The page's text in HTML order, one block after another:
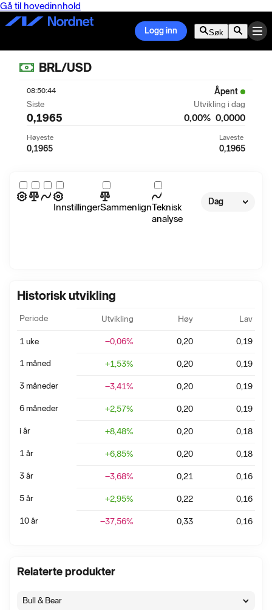
Gå til hovedinnhold
Logg inn Søk
BRL/USD
08:50:44
Åpent
Siste
0,1965
Utvikling i dag
0,00% 0,0000
Høyeste
0,1965
Laveste
0,1965
InnstillingerSammenlignTeknisk
analyse
Dag
Historisk utvikling
Periode Utvikling Høy Lav
1 uke −0,06% 0,20 0,19
1 måned +1,53% 0,20 0,19
3 måneder −3,41% 0,20 0,19
6 måneder +2,57% 0,20 0,19
i år +8,48% 0,20 0,18
1 år +6,85% 0,20 0,18
3 år −3,68% 0,21 0,16
5 år +2,95% 0,22 0,16
10 år −37,56% 0,33 0,16
Relaterte produkter
Bull & Bear